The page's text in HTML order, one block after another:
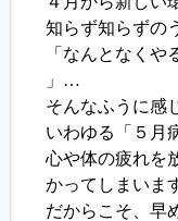
知らず知らずの
「なんとなく
」…
そんなふうに感
いわゆる「５月
心や体の疲れを
かってしまいま
だからこそ、早